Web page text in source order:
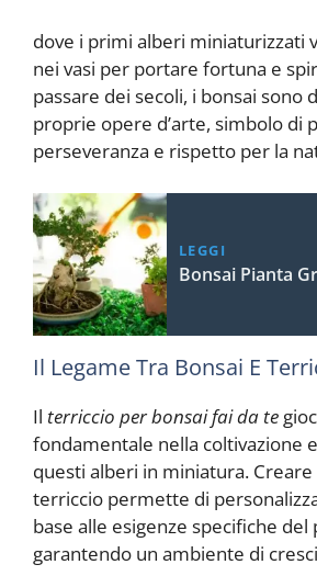
dove i primi alberi miniaturizzati
nei vasi per portare fortuna e
passare dei secoli, i bonsai sono
proprie opere d’arte, simbolo di
perseveranza e rispetto per la
LEGGI
Bonsai Pianta
Il Legame Tra Bonsai E
Il terriccio per bonsai fai da te
fondamentale nella coltivazione
questi alberi in miniatura.
terriccio permette di
base alle esigenze specifiche
garantendo un ambiente di